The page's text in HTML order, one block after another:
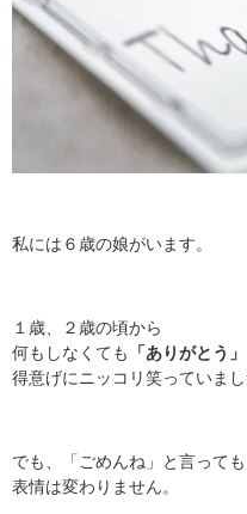
私には６歳の娘がいます。
１歳、２歳の頃から
何もしなくても
「ありがとう」
得意げにニッコリ笑っていまし
でも、「ごめんね」と言っても
表情は変わりません。